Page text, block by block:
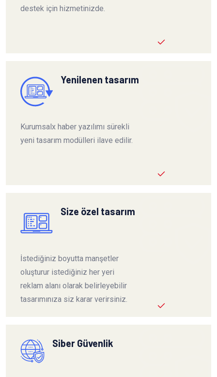
destek için hizmetinizde.
Yenilenen tasarım
Kurumsalx haber yazılımı sürekli
yeni tasarım modülleri ilave edilir.
Size özel tasarım
İstediğiniz boyutta manşetler
oluşturur istediğiniz her yeri
reklam alanı olarak belirleyebilir
tasarımınıza siz karar verirsiniz.
Siber Güvenlik